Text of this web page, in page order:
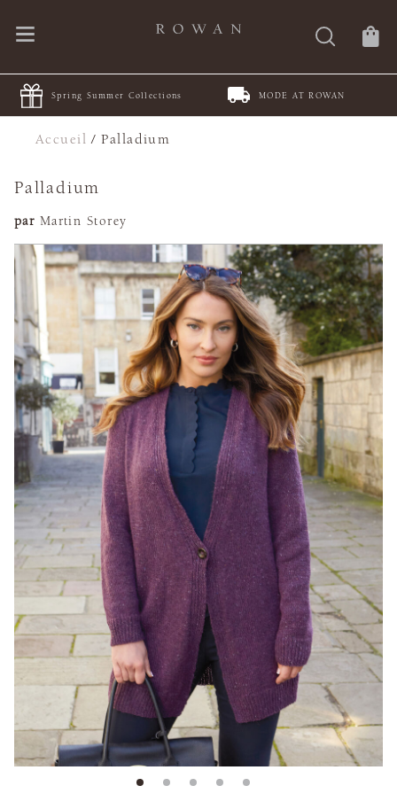
Spring Summer Collections MODE AT ROWAN
Accueil /Palladium
Palladium
par Martin Storey